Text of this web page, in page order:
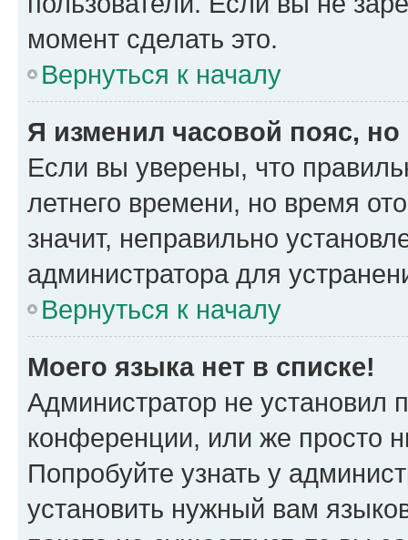
момент сделать это.
Вернуться к началу
Я изменил часовой пояс,
Если вы уверены, что
летнего времени, но время
значит, неправильно
администратора для
Вернуться к началу
Моего языка нет в списке!
Администратор не установил
конференции, или же просто
Попробуйте узнать у
установить нужный вам